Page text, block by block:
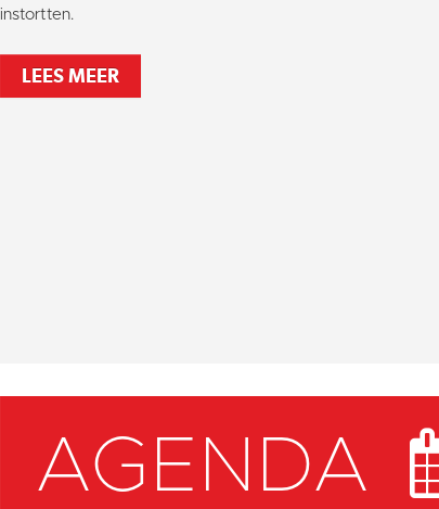
instortten.
LEES MEER
AGENDA